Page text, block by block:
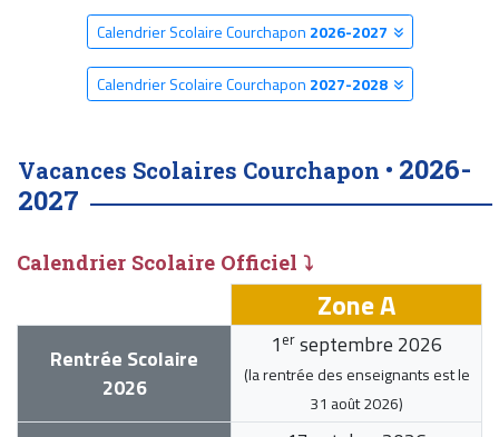
Calendrier Scolaire Courchapon 2026-2027
Calendrier Scolaire Courchapon 2027-2028
Vacances Scolaires Courchapon • 2026-
2027
Calendrier Scolaire Officiel ⤵
Zone A
Rentrée Scolaire
2026
1 er septembre 2026
(la rentrée des enseignants est le
31 août 2026)